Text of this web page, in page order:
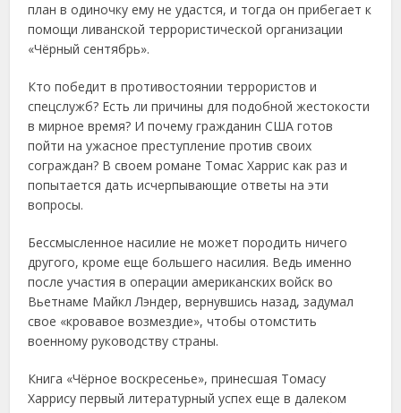
план в одиночку ему не удастся, и тогда он прибегает к
помощи ливанской террористической организации
«Чёрный сентябрь».
Кто победит в противостоянии террористов и
спецслужб? Есть ли причины для подобной жестокости
в мирное время? И почему гражданин США готов
пойти на ужасное преступление против своих
сограждан? В своем романе Томас Харрис как раз и
попытается дать исчерпывающие ответы на эти
вопросы.
Бессмысленное насилие не может породить ничего
другого, кроме еще большего насилия. Ведь именно
после участия в операции американских войск во
Вьетнаме Майкл Лэндер, вернувшись назад, задумал
свое «кровавое возмездие», чтобы отомстить
военному руководству страны.
Книга «Чёрное воскресенье», принесшая Томасу
Харрису первый литературный успех еще в далеком